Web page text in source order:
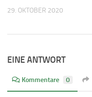
29. OKTOBER 2020
EINE ANTWORT
Kommentare 0